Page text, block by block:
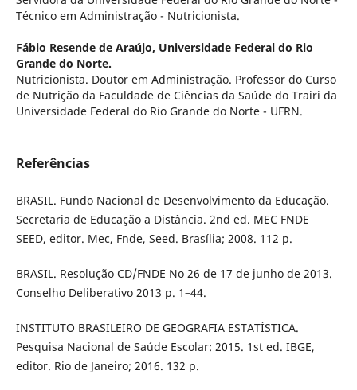
Técnico em Administração - Nutricionista.
Fábio Resende de Araújo, Universidade Federal do Rio
Grande do Norte.
Nutricionista. Doutor em Administração. Professor do Curso
de Nutrição da Faculdade de Ciências da Saúde do Trairi da
Universidade Federal do Rio Grande do Norte - UFRN.
Referências
BRASIL. Fundo Nacional de Desenvolvimento da Educação.
Secretaria de Educação a Distância. 2nd ed. MEC FNDE
SEED, editor. Mec, Fnde, Seed. Brasília; 2008. 112 p.
BRASIL. Resolução CD/FNDE No 26 de 17 de junho de 2013.
Conselho Deliberativo 2013 p. 1–44.
INSTITUTO BRASILEIRO DE GEOGRAFIA ESTATÍSTICA.
Pesquisa Nacional de Saúde Escolar: 2015. 1st ed. IBGE,
editor. Rio de Janeiro; 2016. 132 p.